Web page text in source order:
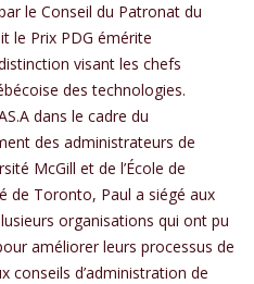
le Conseil du Patronat du
le Prix PDG émérite
visant les chefs
des technologies.
dans le cadre du
des administrateurs de
McGill et de l’École de
de Toronto, Paul a siégé aux
organisations qui ont pu
améliorer leurs processus de
conseils d’administration de